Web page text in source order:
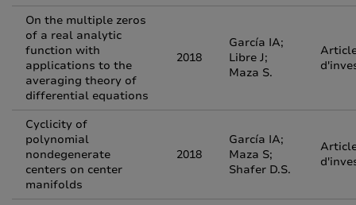
On the multiple zeros
of a real analytic
function with
applications to the
averaging theory of
differential equations
2018
García IA;
Libre J;
Maza S.
Cyclicity of
polynomial
nondegenerate
centers on center
manifolds
2018
García IA;
Maza S;
Shafer D.S.